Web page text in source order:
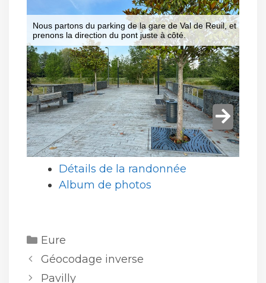
Détails de la randonnée
Album de photos
Catégories
Eure
Géocodage inverse
Pavilly